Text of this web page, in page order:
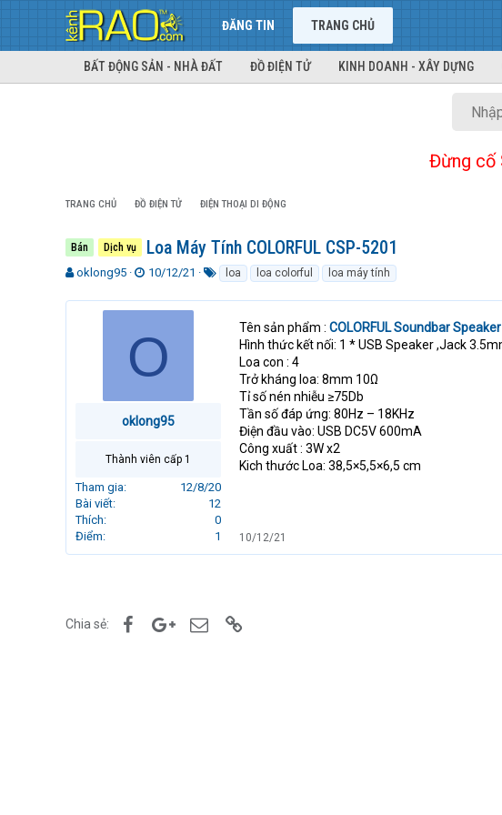
ĐĂNG TIN TRANG CHỦ
BẤT ĐỘNG SẢN - NHÀ ĐẤT ĐỒ ĐIỆN TỬ KINH DOANH - XÂY DỰNG
Đừng cố
TRANG CHỦ ĐỒ ĐIỆN TỬ ĐIỆN THOẠI DI ĐỘNG
Bán Dịch vụ Loa Máy Tính COLORFUL CSP-5201
T
r
oklong95
N
à
g
i
10/12/21
k
loa loa colorful loa máy tính
O
oklong95
Thành viên cấp 1
Tham gia
12/8/20
Bài viết
12
Thích
0
Điểm
1
Tên sản phẩm : COLORFUL Soundbar Speaker
Hình thức kết nối: 1 * USB Speaker ,Jack
Loa con : 4
Trở kháng loa: 8mm 10Ω
Tỉ số nén nhiễu ≥75Db
Tần số đáp ứng: 80Hz – 18KHz
Điện đầu vào: USB DC5V 600mA
Công xuất : 3W x2
Kich thước Loa: 38,5×5,5×6,5 cm
10/12/21
Chia sẻ: FacebookGoogle+Email